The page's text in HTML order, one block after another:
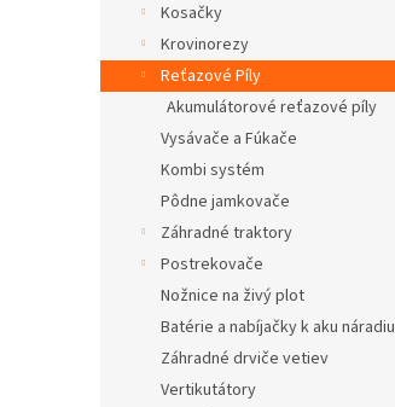
Kosačky
Krovinorezy
Reťazové Píly
Akumulátorové reťazové píly
Vysávače a Fúkače
Kombi systém
Pôdne jamkovače
Záhradné traktory
Postrekovače
Nožnice na živý plot
Batérie a nabíjačky k aku náradiu
Záhradné drviče vetiev
Vertikutátory